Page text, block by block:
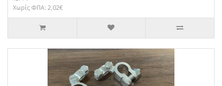
Χωρίς ΦΠΑ: 2,02€